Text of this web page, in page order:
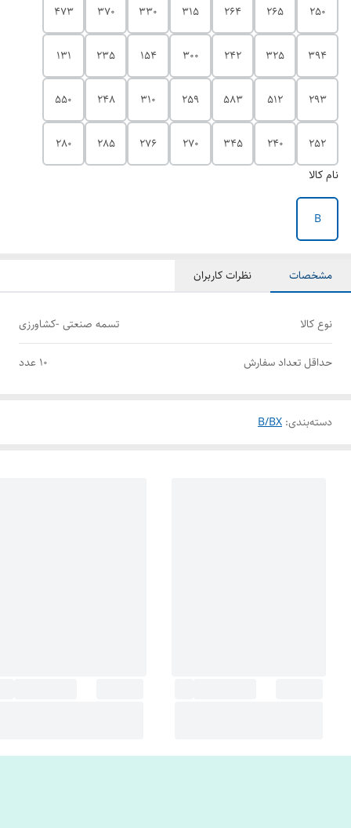
250
265
264
315
330
370
473
394
325
242
300
154
235
131
293
512
583
259
310
248
550
252
240
345
270
276
285
280
نام کالا
B
مشخصات نظرات کاربران
نوع کالا تسمه صنعتی -کشاورزی
حداقل تعداد سفارش 10 عدد
دسته‌بندی:
B/BX